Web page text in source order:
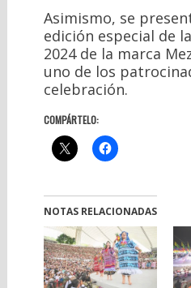
Asimismo, se
edición especial de
2024 de la marca
uno de los
celebración.
COMPÁRTELO:
NOTAS RELACIONADAS